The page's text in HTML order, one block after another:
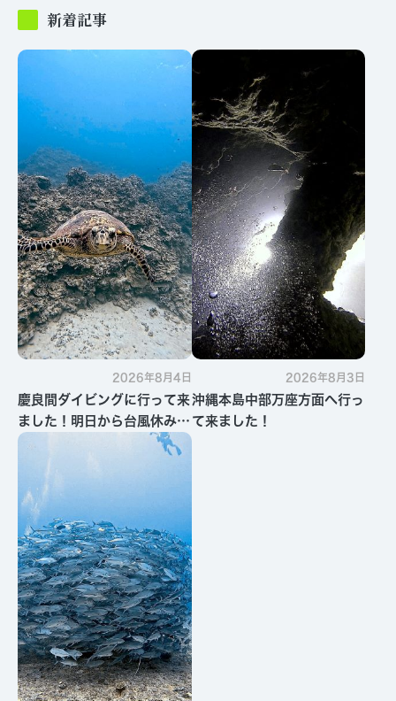
新着記事
2026年8月4日
慶良間ダイビングに行って来
ました！明日から台風休みで
す・・・
2026年8月3日
沖縄本島中部万座方面へ行っ
て来ました！